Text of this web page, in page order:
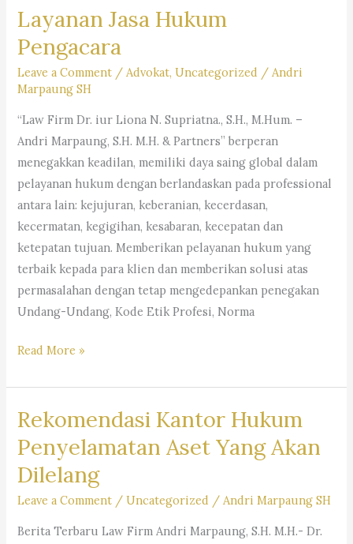
Pengakuan
Kemerdekaan
Palestina
dalam
Hukum
Internasional-
Law
Firm
Dr.
iur. Liona
N.
Supriatna,
S.H,
M.Hum. –
Andri
S.H.
Partner’s
Layanan Jasa Hukum
Pengacara
Leave a Comment /Advokat,Uncategorized /Andri
Marpaung SH
“Law Firm Dr. iur Liona N. Supriatna., S.H., M.Hum. –
Andri Marpaung, S.H. M.H. & Partners” berperan
menegakkan keadilan, memiliki daya saing global dalam
pelayanan hukum dengan berlandaskan pada professional
antara lain: kejujuran, keberanian, kecerdasan,
kecermatan, kegigihan, kesabaran, kecepatan dan
ketepatan tujuan. Memberikan pelayanan hukum yang
terbaik kepada para klien dan memberikan solusi atas
permasalahan dengan tetap mengedepankan penegakan
Undang-Undang, Kode Etik Profesi, Norma
Layanan
Hukum
Pengacara
Read More »
Rekomendasi Kantor Hukum
Penyelamatan Aset Yang Akan
Dilelang
Leave a Comment /Uncategorized /Andri Marpaung SH
Berita Terbaru Law Firm Andri Marpaung, S.H. M.H.- Dr.